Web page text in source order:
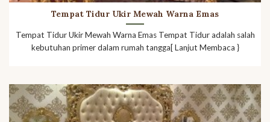
Tempat Tidur Ukir Mewah Warna Emas
Tempat Tidur Ukir Mewah Warna Emas Tempat Tidur adalah salah
kebutuhan primer dalam rumah tangga[ Lanjut Membaca }